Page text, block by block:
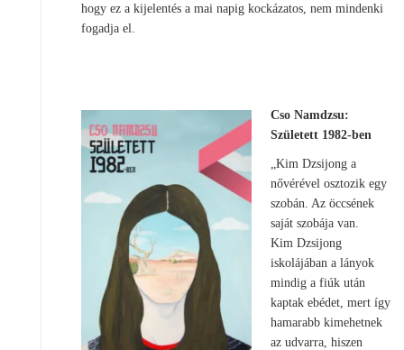
hogy ez a kijelentés a mai napig kockázatos, nem mindenki
fogadja el.
Cso Namdzsu:
Született 1982-ben
„Kim Dzsijong a
nővérével osztozik egy
szobán. Az öccsének
saját szobája van.
Kim Dzsijong
iskolájában a lányok
mindig a fiúk után
kaptak ebédet, mert így
hamarabb kimehetnek
az udvarra, hiszen